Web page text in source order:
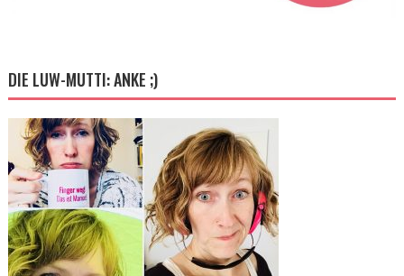
DIE LUW-MUTTI: ANKE ;)